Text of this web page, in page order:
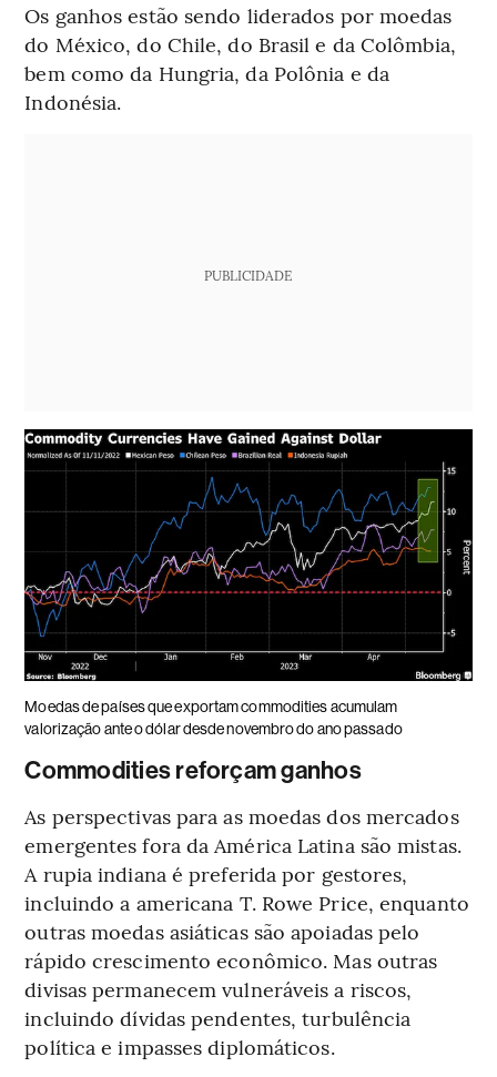
Os ganhos estão sendo liderados por moedas
do México, do Chile, do Brasil e da Colômbia,
bem como da Hungria, da Polônia e da
Indonésia.
PUBLICIDADE
Moedas de países que exportam commodities acumulam
valorização ante o dólar desde novembro do ano passado
Commodities reforçam ganhos
As perspectivas para as moedas dos mercados
emergentes fora da América Latina são mistas.
A rupia indiana é preferida por gestores,
incluindo a americana T. Rowe Price, enquanto
outras moedas asiáticas são apoiadas pelo
rápido crescimento econômico. Mas outras
divisas permanecem vulneráveis a riscos,
incluindo dívidas pendentes, turbulência
política e impasses diplomáticos.